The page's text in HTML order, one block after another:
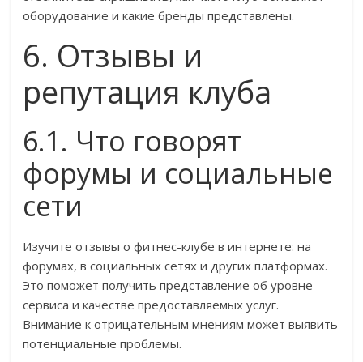
оборудование и какие бренды представлены.
6. Отзывы и
репутация клуба
6.1. Что говорят
форумы и социальные
сети
Изучите отзывы о фитнес-клубе в интернете: на
форумах, в социальных сетях и других платформах.
Это поможет получить представление об уровне
сервиса и качестве предоставляемых услуг.
Внимание к отрицательным мнениям может выявить
потенциальные проблемы.